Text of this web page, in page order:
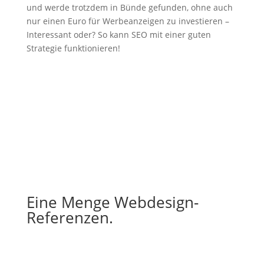
und werde trotzdem in Bünde gefunden, ohne auch
nur einen Euro für Werbeanzeigen zu investieren –
Interessant oder? So kann SEO mit einer guten
Strategie funktionieren!
Eine Menge Webdesign-
Referenzen.